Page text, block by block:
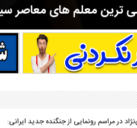
ترین معلم های معاصر
مرحوم ملک زاده
در سال ۱۳۵۸ بازنشست شد.
در مراسم رونمایی از جنگنده جدید ایرانی: